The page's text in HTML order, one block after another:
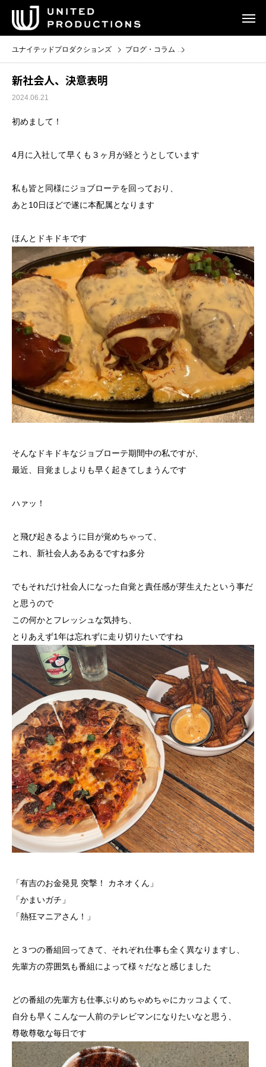
ユナイテッドプロダクションズ ブログ・コラム
新社会人、決意表明
2024.06.21
初めまして！
4月に入社して早くも３ヶ月が経とうとしています
私も皆と同様にジョブローテを回っており、
あと10日ほどで遂に本配属となります
ほんとドキドキです
そんなドキドキなジョブローテ期間中の私ですが、
最近、目覚ましよりも早く起きてしまうんです
ハァッ！
と飛び起きるように目が覚めちゃって、
これ、新社会人あるあるですね多分
でもそれだけ社会人になった自覚と責任感が芽生えたという事だ
と思うので
この何かとフレッシュな気持ち、
とりあえず1年は忘れずに走り切りたいですね
「有吉のお金発見 突撃！ カネオくん」
「かまいガチ」
「熱狂マニアさん！」
と３つの番組回ってきて、それぞれ仕事も全く異なりますし、
先輩方の雰囲気も番組によって様々だなと感じました
どの番組の先輩方も仕事ぶりめちゃめちゃにカッコよくて、
自分も早くこんな一人前のテレビマンになりたいなと思う、
尊敬尊敬な毎日です